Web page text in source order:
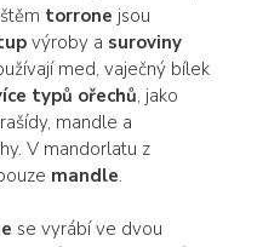
torrone jsou
výroby a suroviny
med, vaječný bílek
typů ořechů, jako
mandle a
V mandorlatu z
mandle.
se vyrábí ve dvou